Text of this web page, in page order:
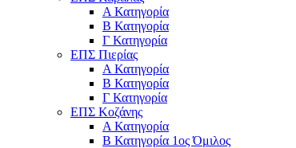
Α Κατηγορία
Β Κατηγορία
Γ Κατηγορία
ΕΠΣ Πιερίας
Α Κατηγορία
Β Κατηγορία
Γ Κατηγορία
ΕΠΣ Κοζάνης
Α Κατηγορία
Β Κατηγορία 1ος Όμιλος